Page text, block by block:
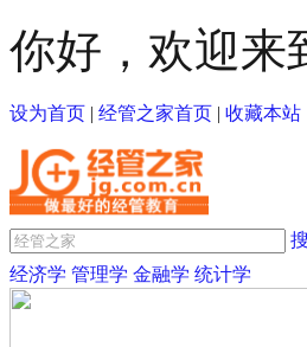
你好，欢迎来
设为首页 | 经管之家首页 | 收藏本站
经济学 管理学 金融学 统计学